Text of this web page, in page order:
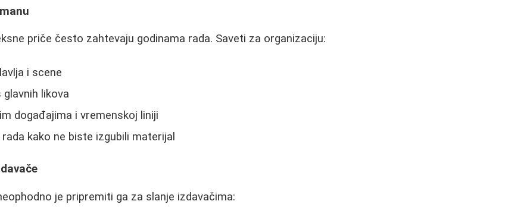
priče često zahtevaju godinama rada. Saveti za organizaciju:
i scene
likova
događajima i vremenskoj liniji
kako ne biste izgubili materijal
je pripremiti ga za slanje izdavačima: